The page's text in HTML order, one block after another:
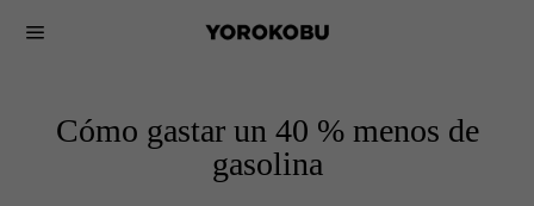
Cómo gastar un 40 % menos de
gasolina